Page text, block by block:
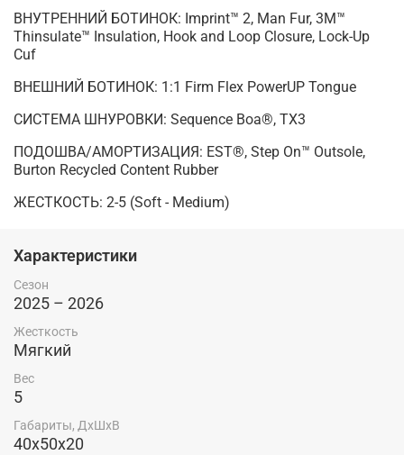
ВНУТРЕННИЙ БОТИНОК: Imprint™ 2, Man Fur, 3M™
Thinsulate™ Insulation, Hook and Loop Closure, Lock-Up
Cuf
ВНЕШНИЙ БОТИНОК: 1:1 Firm Flex PowerUP Tongue
СИСТЕМА ШНУРОВКИ: Sequence Boa®, TX3
ПОДОШВА/АМОРТИЗАЦИЯ: EST®, Step On™ Outsole,
Burton Recycled Content Rubber
ЖЕСТКОСТЬ: 2-5 (Soft - Medium)
Характеристики
Сезон
2025 – 2026
Жесткость
Мягкий
Вес
5
Габариты, ДхШхВ
40х50х20